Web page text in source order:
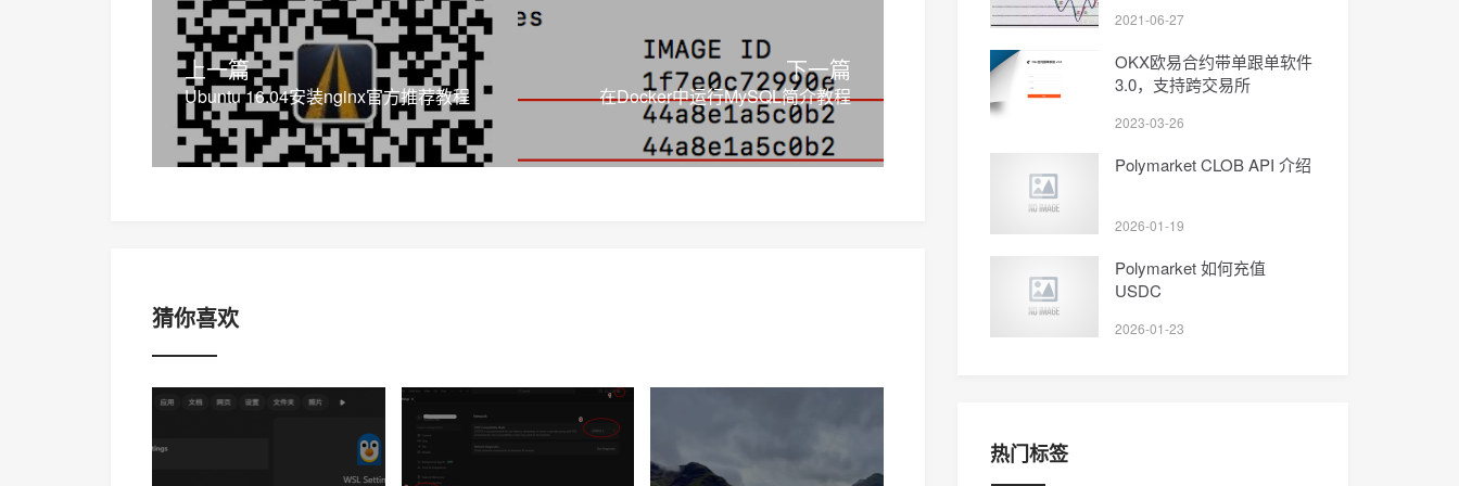
上一篇
Ubuntu 16.04安装nginx官方推荐教程
下一篇
在Docker中运行MySQL简介教程
猜你喜欢
2021-06-27
OKX欧易合约带单跟单软件
3.0，支持跨交易所
2023-03-26
Polymarket CLOB API 介绍
2026-01-19
Polymarket 如何充值
USDC
2026-01-23
热门标签